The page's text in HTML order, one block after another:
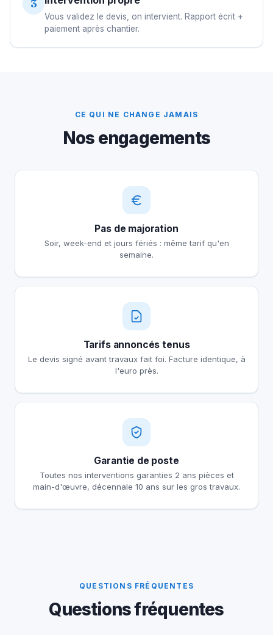
3
Vous validez le devis, on intervient. Rapport écrit +
paiement après chantier.
CE QUI NE CHANGE JAMAIS
Nos engagements
Pas de majoration
Soir, week-end et jours fériés : même tarif qu'en
semaine.
Tarifs annoncés tenus
Le devis signé avant travaux fait foi. Facture identique, à
l'euro près.
Garantie de poste
Toutes nos interventions garanties 2 ans pièces et
main-d'œuvre, décennale 10 ans sur les gros travaux.
QUESTIONS FRÉQUENTES
Questions fréquentes